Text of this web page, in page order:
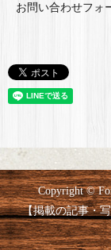
お問い合わせフォ
Copyright ©
【掲載の記事・